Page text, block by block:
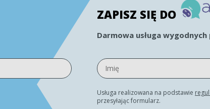
ZAPISZ SIĘ DO
Darmowa usługa
Usługa realizowana na podstawie
przesyłając formularz.